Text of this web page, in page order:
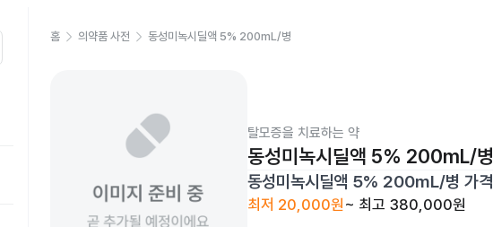
홈 의약품 사전 동성미녹시딜액 5% 200mL/병
탈모증을 치료하는 약
동성미녹시딜액 5% 200mL/병
동성미녹시딜액 5% 200mL/병 가격
최저 20,000원 ~ 최고 380,000원